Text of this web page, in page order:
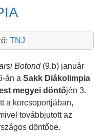
TNJ
Botond(9.b) január
án a Sakk Diákolimpia
megyei döntőjén 3.
a korcsoportjában,
továbbjutott az
döntőbe.